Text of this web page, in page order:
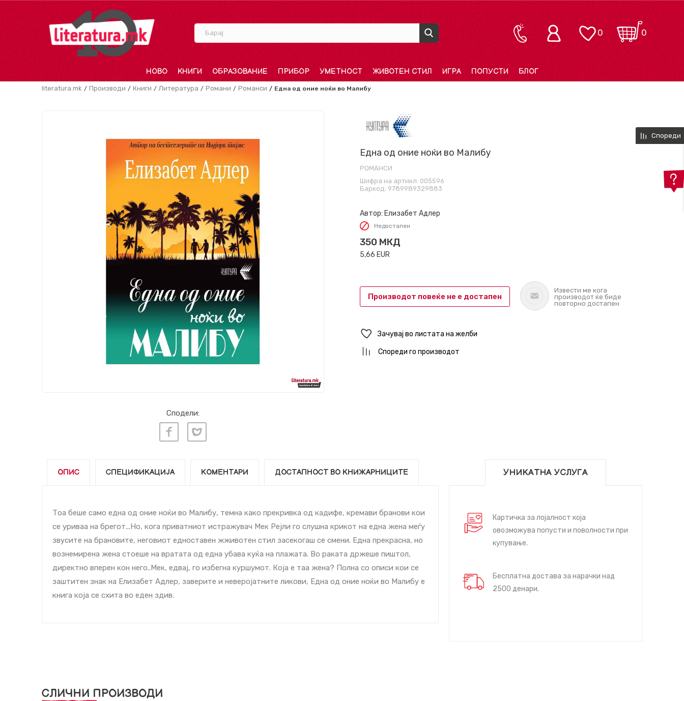
Барај 0
0
НОВО КНИГИ ОБРАЗОВАНИЕ ПРИБОР УМЕТНОСТ ЖИВОТЕН СТИЛ ИГРА ПОПУСТИ БЛОГ
literatura.mk Производи Книги Литература Романи Романси Една од оние ноќи во Малибу
Сподели:
Една од оние ноќи во Малибу
РОМАНСИ
Шифра на артикл: 005596
Баркод: 9789989329883
Автор: Елизабет Адлер
Недостапен
350 МКД
5,66 EUR
Производот повеќе не е достапен
Извести ме кога
производот ќе биде
повторно достапен
Зачувај во листата на желби
Спореди го производот
ОПИС СПЕЦИФИКАЦИЈА КОМЕНТАРИ ДОСТАПНОСТ ВО КНИЖАРНИЦИТЕ
Тоа беше само една од оние ноќи во Малибу, темна како прекривка од кадифе, кремави бранови кои
се уриваа на брегот...Но, кога приватниот истражувач Мек Рејли го слушна крикот на една жена меѓу
звуcите на брановите, неговиот едноставен жживотен стил засекогаш се смени. Една прекрасна, но
вознемирена жена стоеше на вратата од една убава куќа на плажата. Во раката држеше пиштол,
директно вперен кон него..Мек, едвај, го избегна куршумот. Која е таа жена? Полна со описи кои се
заштитен знак на Елизабет Адлер, заверите и неверојатните ликови, Една од оние ноќи во Малибу е
книга која се cхита во еден здив.
УНИКАТНА УСЛУГА
Картичка за лојалност која
овозможува попусти и поволности при
купување.
Бесплатна достава за нарачки над
2500 денари.
СЛИЧНИ ПРОИЗВОДИ
Спореди